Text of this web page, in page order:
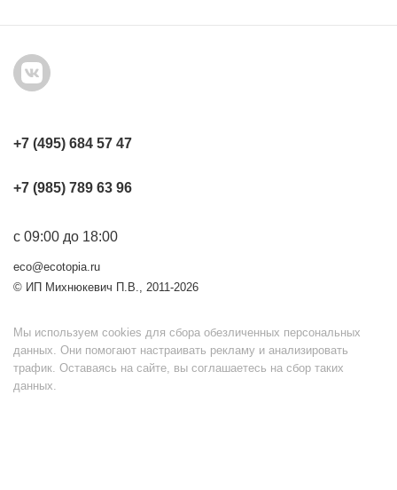
+7 (495) 684 57 47
+7 (985) 789 63 96
с 09:00 до 18:00
eco@ecotopia.ru
© ИП Михнюкевич П.В., 2011-2026
Мы используем cookies для сбора обезличенных персональных
данных. Они помогают настраивать рекламу и анализировать
трафик. Оставаясь на сайте, вы соглашаетесь на сбор таких
данных.